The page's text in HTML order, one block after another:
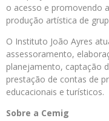
o acesso e promovendo
produção artística de
O Instituto João Ayres
assessoramento,
planejamento, captação
prestação de contas de
educacionais e turísticos.
Sobre a Cemig